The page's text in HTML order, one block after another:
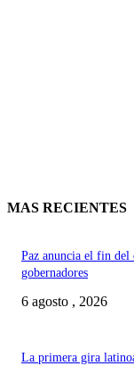
MAS RECIENTES
Paz anuncia el fin
gobernadores
6 agosto , 2026
La primera gira